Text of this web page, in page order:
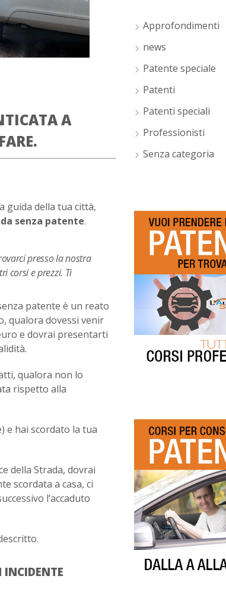
A
guida della tua città,
senza patente.
presso la nostra
corsi e prezzi. Ti
patente è un reato
qualora dovessi venir
e dovrai presentarti
qualora non lo
rispetto alla
e hai scordato la tua
della Strada, dovrai
scordata a casa, ci
l’accaduto
Approfondimenti
news
Patente speciale
Patenti
Patenti speciali
Professionisti
Senza categoria